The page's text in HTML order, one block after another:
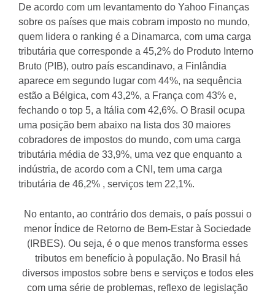
De acordo com um levantamento do Yahoo Finanças
sobre os países que mais cobram imposto no mundo,
quem lidera o ranking é a Dinamarca, com uma carga
tributária que corresponde a 45,2% do Produto Interno
Bruto (PIB), outro país escandinavo, a Finlândia
aparece em segundo lugar com 44%, na sequência
estão a Bélgica, com 43,2%, a França com 43% e,
fechando o top 5, a Itália com 42,6%. O Brasil ocupa
uma posição bem abaixo na lista dos 30 maiores
cobradores de impostos do mundo, com uma carga
tributária média de 33,9%, uma vez que enquanto a
indústria, de acordo com a CNI, tem uma carga
tributária de 46,2% , serviços tem 22,1%.
No entanto, ao contrário dos demais, o país possui o
menor Índice de Retorno de Bem-Estar à Sociedade
(IRBES). Ou seja, é o que menos transforma esses
tributos em benefício à população. No Brasil há
diversos impostos sobre bens e serviços e todos eles
com uma série de problemas, reflexo de legislação